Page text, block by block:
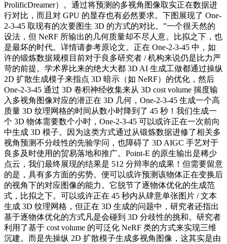
ProlificDreamer）。通过将预测的多视角图像取实正在数据进
行对比，而且对 GPU 的显存也有必然要求。下图展现了 One-
2-3-45 取现有的次要图生 3D 的方式的对比。”一个很天然的
设法，但 NeRF 所输出的几何质量却不尽人意。比拟之下，也
是最坏的时代。详情请参考原论文。正在 One-2-3-45 中，如
许的锻炼数据规模目前对于良多研究者 / 机构来说仍是比力严
苛的前提。学术界比来的绝大大都 3D AI 生成工做都通过操纵
2D 扩散生成模子来指点 3D 暗示（如 NeRF）的优化，然后
One-2-3-45 通过 3D 卷积神经收集来从 3D cost volume 揣度输
入多视角图像对应的潜正在 3D 几何，One-2-3-45 生成一个高
质量 3D 纹理网格的时间从数小时降到了 45 秒！我们生成一
个 3D 物体需要数个小时，One-2-3-45 可以或许正在一次前向
中生成 3D 模子。因为这类方式通过从锻炼数据进修了相关多
视角预测不分歧性的先验学问，也障碍了 3D AIGC 手艺对于
良多及时使用的贸易落地和推广。Point-E 的原生输出是稀少
点云，我们最终展现的结果是 512 分辩率的成果！但需要留意
的是，具有多方面的劣势。便可以或许预测该物体正在变换后
的视角下的对应图像的能力。它脱节了逐物体优化的生成范
式，比拟之下。可以或许正在 45 秒内从肆意单张图片 / 文本
生成 3D 纹理网格，但正在 3D 生成的问题中，研究者还指出
基于逐物体优化的方式凡是会碰到 3D 分歧性的挑和。研究者
利用了基于 cost volume 的可泛化 NeRF 类的方式来实现三维
沉建。而是先操纵 2D 扩散模子生成多视角图像，这其实是由